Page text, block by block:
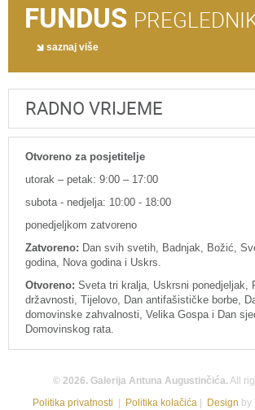
FUNDUS
saznaj više
RADNO VRIJEME
Otvoreno za posjetitelje
utorak – petak: 9:00 – 17:00
subota - nedjelja: 10:00 - 18:00
ponedjeljkom zatvoreno
Zatvoreno: Dan svih svetih, Badnjak, Božić,
godina, Nova godina i Uskrs.
Otvoreno: Sveta tri kralja, Uskrsni ponedjeljak,
državnosti, Tijelovo, Dan antifašističke borbe,
domovinske zahvalnosti, Velika Gospa i Dan
Domovinskog rata.
© 2026. Galerija Antuna Augustinčića.All
Politika privatnosti
Politika kolačića Design by